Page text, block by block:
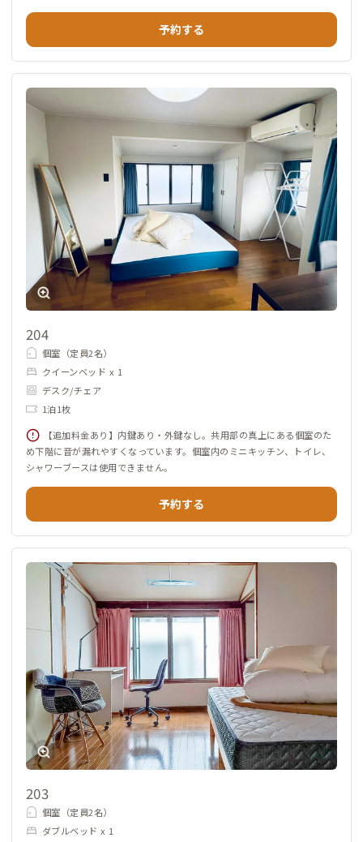
予約する
204
個室（定員2名）
クイーンベッド x 1
デスク/チェア
1泊1枚
【追加料金あり】内鍵あり・外鍵なし。共用部の真上にある個室のた
め下階に音が漏れやすくなっています。個室内のミニキッチン、トイレ、
シャワーブースは使用できません。
予約する
203
個室（定員2名）
ダブルベッド x 1